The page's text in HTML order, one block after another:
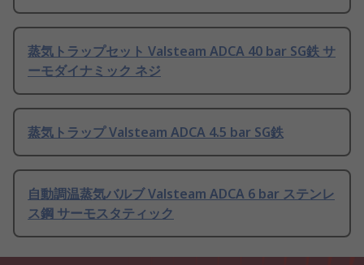
蒸気トラップセット Valsteam ADCA 40 bar SG鉄 サ
ーモダイナミック ネジ
蒸気トラップ Valsteam ADCA 4.5 bar SG鉄
自動調温蒸気バルブ Valsteam ADCA 6 bar ステンレ
ス鋼 サーモスタティック